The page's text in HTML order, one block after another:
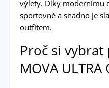
výlety. Díky modernímu
sportovně a snadno je
outfitem.
Proč si
MOVA ULTRA